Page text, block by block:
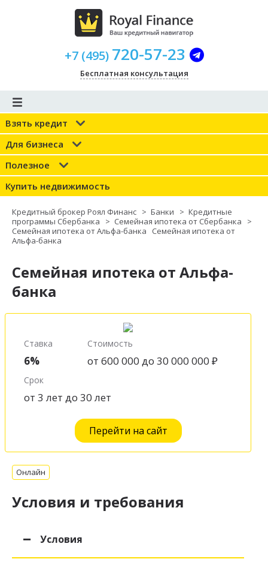
+7(495) 720-57-23
Бесплатная консультация
Взять кредит
Для бизнеса
Полезное
Купить недвижимость
Кредитный брокер Роял Финанс > Банки > Кредитные
программы Сбербанка
> Семейная ипотека от Сбербанка
>
Семейная ипотека от Альфа-банка
Семейная ипотека от
Альфа-банка
Семейная ипотека от Альфа-
банка
Ставка
6%
Стоимость
от 600 000 до 30 000 000 ₽
Срок
от 3 лет до 30 лет
Перейти на сайт
Онлайн
Условия и требования
Условия